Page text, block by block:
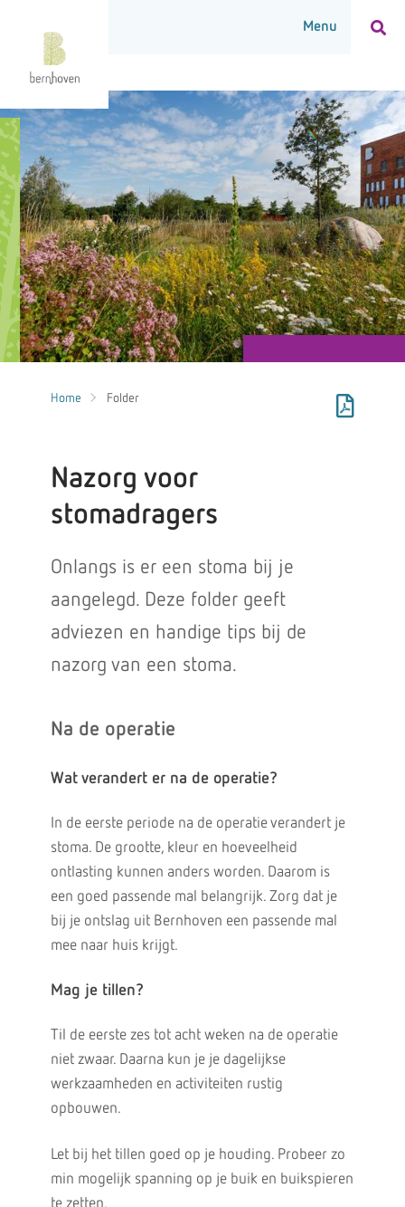
Home Folder
Nazorg voor
stomadragers
Onlangs is er een stoma bij je
aangelegd. Deze folder geeft
adviezen en handige tips bij de
nazorg van een stoma.
Na de operatie
Wat verandert er na de operatie?
In de eerste periode na de operatie verandert je
stoma. De grootte, kleur en hoeveelheid
ontlasting kunnen anders worden. Daarom is
een goed passende mal belangrijk. Zorg dat je
bij je ontslag uit Bernhoven een passende mal
mee naar huis krijgt.
Mag je tillen?
Til de eerste zes tot acht weken na de operatie
niet zwaar. Daarna kun je je dagelijkse
werkzaamheden en activiteiten rustig
opbouwen.
Let bij het tillen goed op je houding. Probeer zo
min mogelijk spanning op je buik en buikspieren
te zetten.